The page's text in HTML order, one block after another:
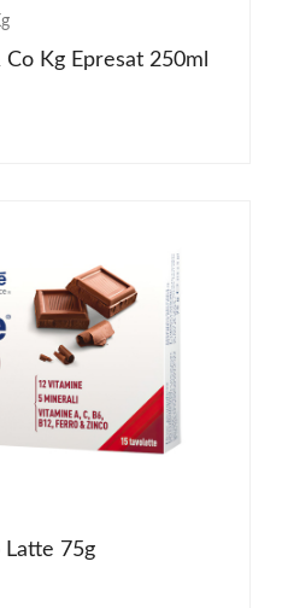
Kg Epresat 250ml
75g